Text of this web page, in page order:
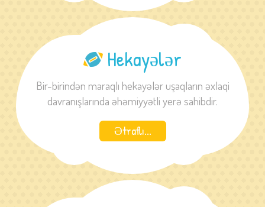
Hekayələr
Bir-birindən maraqlı hekayələr uşaqların əxlaqi
davranışlarında əhəmiyyətli yerə sahibdir.
Ətraflı...